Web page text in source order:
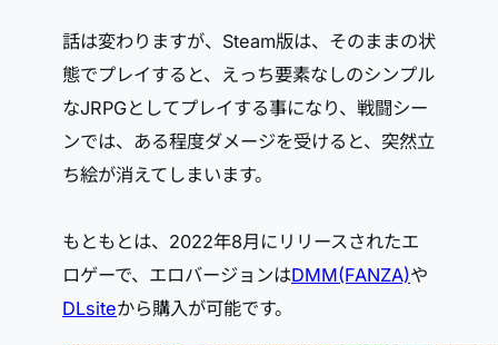
話は変わりますが、Steam版は、そのままの状
態でプレイすると、 えっち要素なしのシンプル
なJRPGとしてプレイする事になり、戦闘シー
ンでは、ある程度ダメージを受けると、突然立
ち絵が消えてしまいます。
もともとは、2022年8月にリリースされたエ
ロゲーで、エロバージョンはDMM(FANZA)や
DLsiteから購入が可能です。